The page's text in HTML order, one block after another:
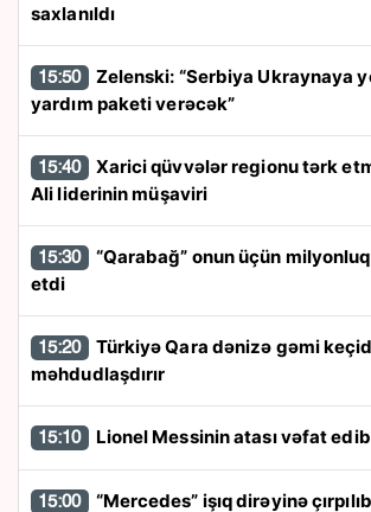
saxlanıldı
15:50
yardım paketi verəcək”
15:40
Ali liderinin müşaviri
15:30
etdi
15:20
məhdudlaşdırır
15:10 Lionel Messinin atası vəfat edib
15:00